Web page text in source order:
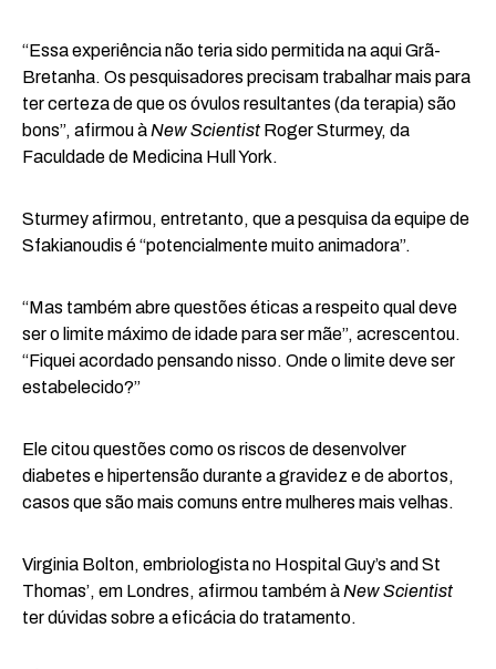
“Essa experiência não teria sido permitida na aqui Grã-
Bretanha. Os pesquisadores precisam trabalhar mais para
ter certeza de que os óvulos resultantes (da terapia) são
bons”, afirmou à New Scientist Roger Sturmey, da
Faculdade de Medicina Hull York.
Sturmey afirmou, entretanto, que a pesquisa da equipe de
Sfakianoudis é “potencialmente muito animadora”.
“Mas também abre questões éticas a respeito qual deve
ser o limite máximo de idade para ser mãe”, acrescentou.
“Fiquei acordado pensando nisso. Onde o limite deve ser
estabelecido?”
Ele citou questões como os riscos de desenvolver
diabetes e hipertensão durante a gravidez e de abortos,
casos que são mais comuns entre mulheres mais velhas.
Virginia Bolton, embriologista no Hospital Guy’s and St
Thomas’, em Londres, afirmou também à New Scientist
ter dúvidas sobre a eficácia do tratamento.